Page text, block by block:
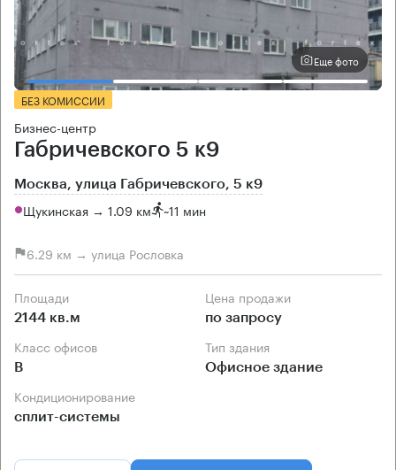
Еще фото
БЕЗ КОМИССИИ
Бизнес-центр
Габричевского 5 к9
Москва, улица Габричевского, 5 к9
Щукинская → 1.09 км ~11 мин
6.29 км → улица Рословка
Площади
2144 кв.м
Цена продажи
по запросу
Класс офисов
B
Тип здания
Офисное здание
Кондиционирование
сплит-системы